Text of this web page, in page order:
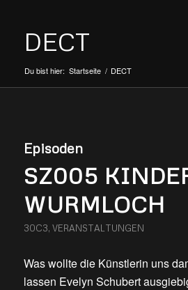
DECT
Du bist hier: Startseite / DECT
Episoden
SZ005
WURMLOCH
30C3, VERANSTALTUNGEN
Was wollte die Künstlerin uns
lassen Evelyn Schubert